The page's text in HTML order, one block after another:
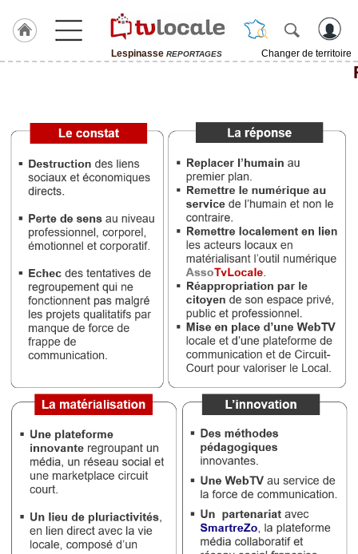
Lespinasse REPORTAGES
Changer de territoire
ACCUEIL
Lespinasse
TvLocale
France
Accueil
Agenda
Gazette
Vidéos
Médias
du
groupe
Blogs
Prémium
annuaire
Accès
éditeur